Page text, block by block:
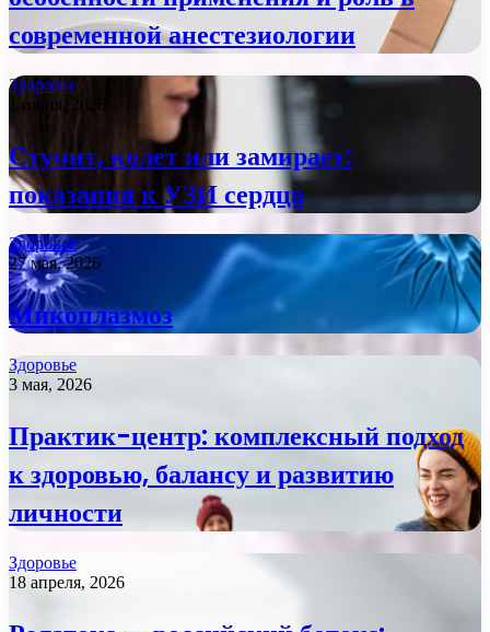
современной анестезиологии
Здоровье
1 июня, 2026
Стучит, колет или замирает:
показания к УЗИ сердца
Здоровье
27 мая, 2026
Микоплазмоз
Здоровье
3 мая, 2026
Практик-центр: комплексный подход
к здоровью, балансу и развитию
личности
Здоровье
18 апреля, 2026